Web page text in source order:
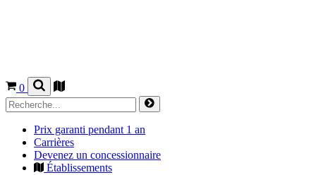
0
Prix garanti pendant 1 an
Carrières
Devenez un concessionnaire
Établissements